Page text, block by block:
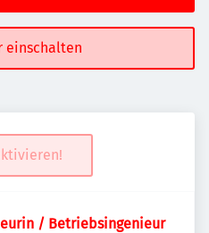
einschalten
/ Betriebsingenieur